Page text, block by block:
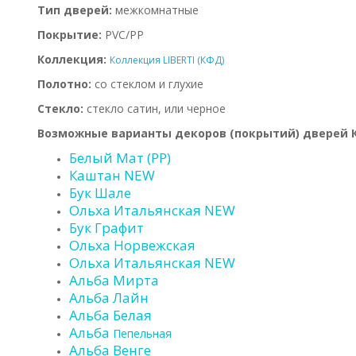
Тип дверей: межкомнатные
Покрытие: PVC/PP
Коллекция: Коллекция LIBERTI (КФД)
Полотно: со стеклом и глухие
Стекло: стекло сатин, или черное
Возможные варианты декоров (покрытий) дверей
Белый Мат (PP)
Каштан NEW
Бук Шале
Ольха Итальянская NEW
Бук Графит
Ольха Норвежская
Ольха Итальянская NEW
Альба Мирта
Альба Лайн
Альба Белая
Альба Пепельная
Альба Венге